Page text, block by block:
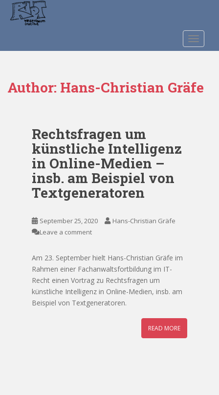
t
Author: Hans-Christian Gräfe
Rechtsfragen um
künstliche Intelligenz
in Online-Medien –
insb. am Beispiel von
Textgeneratoren
September 25, 2020
Hans-Christian Gräfe
Leave a comment
Am 23. September hielt Hans-Christian Gräfe im
Rahmen einer Fachanwaltsfortbildung im IT-
Recht einen Vortrag zu Rechtsfragen um
künstliche Intelligenz in Online-Medien, insb. am
Beispiel von Textgeneratoren.
READ MORE